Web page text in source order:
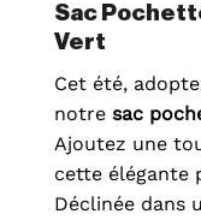
Sac
Vert
Cet été,
notre sac
Ajoutez une
cette élégante
Déclinée dans